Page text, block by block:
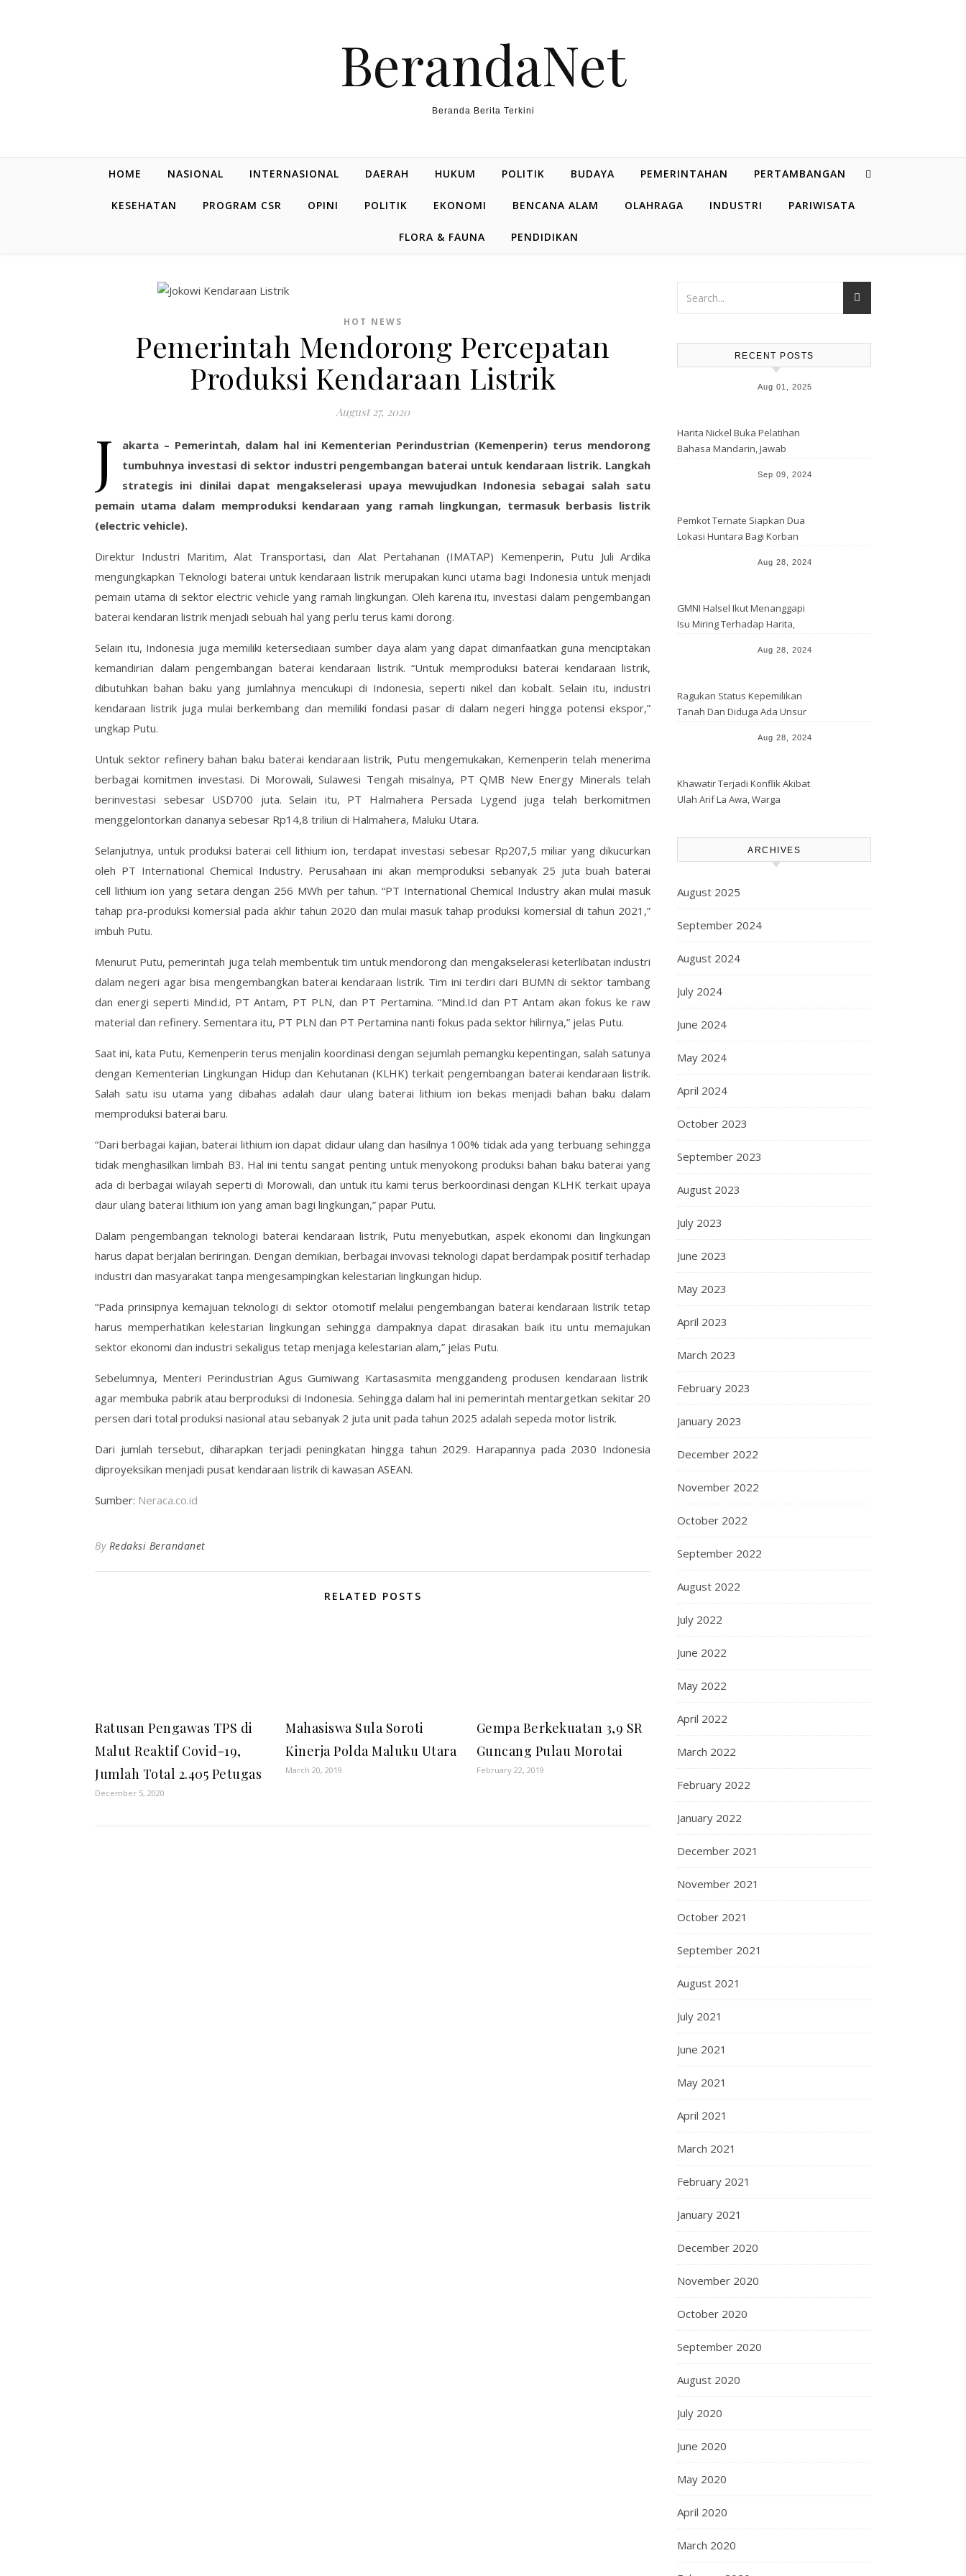
BerandaNet
Beranda Berita Terkini
HOME NASIONAL INTERNASIONAL DAERAH HUKUM POLITIK BUDAYA PEMERINTAHAN PERTAMBANGAN
KESEHATAN PROGRAM CSR OPINI POLITIK EKONOMI BENCANA ALAM OLAHRAGA INDUSTRI PARIWISATA
FLORA & FAUNA PENDIDIKAN
HOT NEWS
Pemerintah Mendorong Percepatan
Produksi Kendaraan Listrik
August 27, 2020
J
akarta – Pemerintah, dalam hal ini Kementerian Perindustrian (Kemenperin) terus mendorong
tumbuhnya investasi di sektor industri pengembangan baterai untuk kendaraan listrik. Langkah
strategis ini dinilai dapat mengakselerasi upaya mewujudkan Indonesia sebagai salah satu
pemain utama dalam memproduksi kendaraan yang ramah lingkungan, termasuk berbasis listrik
(electric vehicle).
Direktur Industri Maritim, Alat Transportasi, dan Alat Pertahanan (IMATAP) Kemenperin, Putu Juli Ardika
mengungkapkan Teknologi baterai untuk kendaraan listrik merupakan kunci utama bagi Indonesia untuk menjadi
pemain utama di sektor electric vehicle yang ramah lingkungan. Oleh karena itu, investasi dalam pengembangan
baterai kendaran listrik menjadi sebuah hal yang perlu terus kami dorong.
Selain itu, Indonesia juga memiliki ketersediaan sumber daya alam yang dapat dimanfaatkan guna menciptakan
kemandirian dalam pengembangan baterai kendaraan listrik. “Untuk memproduksi baterai kendaraan listrik,
dibutuhkan bahan baku yang jumlahnya mencukupi di Indonesia, seperti nikel dan kobalt. Selain itu, industri
kendaraan listrik juga mulai berkembang dan memiliki fondasi pasar di dalam negeri hingga potensi ekspor,”
ungkap Putu.
Untuk sektor refinery bahan baku baterai kendaraan listrik, Putu mengemukakan, Kemenperin telah menerima
berbagai komitmen investasi. Di Morowali, Sulawesi Tengah misalnya, PT QMB New Energy Minerals telah
berinvestasi sebesar USD700 juta. Selain itu, PT Halmahera Persada Lygend juga telah berkomitmen
menggelontorkan dananya sebesar Rp14,8 triliun di Halmahera, Maluku Utara.
Selanjutnya, untuk produksi baterai cell lithium ion, terdapat investasi sebesar Rp207,5 miliar yang dikucurkan
oleh PT International Chemical Industry. Perusahaan ini akan memproduksi sebanyak 25 juta buah baterai
cell lithium ion yang setara dengan 256 MWh per tahun. “PT International Chemical Industry akan mulai masuk
tahap pra-produksi komersial pada akhir tahun 2020 dan mulai masuk tahap produksi komersial di tahun 2021,”
imbuh Putu.
Menurut Putu, pemerintah juga telah membentuk tim untuk mendorong dan mengakselerasi keterlibatan industri
dalam negeri agar bisa mengembangkan baterai kendaraan listrik. Tim ini terdiri dari BUMN di sektor tambang
dan energi seperti Mind.id, PT Antam, PT PLN, dan PT Pertamina. “Mind.Id dan PT Antam akan fokus ke raw
material dan refinery. Sementara itu, PT PLN dan PT Pertamina nanti fokus pada sektor hilirnya,” jelas Putu.
Saat ini, kata Putu, Kemenperin terus menjalin koordinasi dengan sejumlah pemangku kepentingan, salah satunya
dengan Kementerian Lingkungan Hidup dan Kehutanan (KLHK) terkait pengembangan baterai kendaraan listrik.
Salah satu isu utama yang dibahas adalah daur ulang baterai lithium ion bekas menjadi bahan baku dalam
memproduksi baterai baru.
“Dari berbagai kajian, baterai lithium ion dapat didaur ulang dan hasilnya 100% tidak ada yang terbuang sehingga
tidak menghasilkan limbah B3. Hal ini tentu sangat penting untuk menyokong produksi bahan baku baterai yang
ada di berbagai wilayah seperti di Morowali, dan untuk itu kami terus berkoordinasi dengan KLHK terkait upaya
daur ulang baterai lithium ion yang aman bagi lingkungan,” papar Putu.
Dalam pengembangan teknologi baterai kendaraan listrik, Putu menyebutkan, aspek ekonomi dan lingkungan
harus dapat berjalan beriringan. Dengan demikian, berbagai invovasi teknologi dapat berdampak positif terhadap
industri dan masyarakat tanpa mengesampingkan kelestarian lingkungan hidup.
“Pada prinsipnya kemajuan teknologi di sektor otomotif melalui pengembangan baterai kendaraan listrik tetap
harus memperhatikan kelestarian lingkungan sehingga dampaknya dapat dirasakan baik itu untu memajukan
sektor ekonomi dan industri sekaligus tetap menjaga kelestarian alam,” jelas Putu.
Sebelumnya, Menteri Perindustrian Agus Gumiwang Kartasasmita menggandeng produsen kendaraan listrik
agar membuka pabrik atau berproduksi di Indonesia. Sehingga dalam hal ini pemerintah mentargetkan sekitar 20
persen dari total produksi nasional atau sebanyak 2 juta unit pada tahun 2025 adalah sepeda motor listrik.
Dari jumlah tersebut, diharapkan terjadi peningkatan hingga tahun 2029. Harapannya pada 2030 Indonesia
diproyeksikan menjadi pusat kendaraan listrik di kawasan ASEAN.
Sumber: Neraca.co.id
By Redaksi Berandanet
RELATED POSTS
Ratusan Pengawas TPS di
Malut Reaktif Covid-19,
Jumlah Total 2.405 Petugas
December 5, 2020
Mahasiswa Sula Soroti
Kinerja Polda Maluku Utara
March 20, 2019
Gempa Berkekuatan 3,9 SR
Guncang Pulau Morotai
February 22, 2019
RECENT POSTS
Aug 01, 2025
Harita Nickel Buka Pelatihan
Bahasa Mandarin, Jawab
Sep 09, 2024
Pemkot Ternate Siapkan Dua
Lokasi Huntara Bagi Korban
Aug 28, 2024
GMNI Halsel Ikut Menanggapi
Isu Miring Terhadap Harita,
Aug 28, 2024
Ragukan Status Kepemilikan
Tanah Dan Diduga Ada Unsur
Korporasi Harita, GPM Halsel
CS, Sebagai Tersangka.
Aug 28, 2024
Khawatir Terjadi Konflik Akibat
Ulah Arif La Awa, Warga
ARCHIVES
August 2025
September 2024
August 2024
July 2024
June 2024
May 2024
April 2024
October 2023
September 2023
August 2023
July 2023
June 2023
May 2023
April 2023
March 2023
February 2023
January 2023
December 2022
November 2022
October 2022
September 2022
August 2022
July 2022
June 2022
May 2022
April 2022
March 2022
February 2022
January 2022
December 2021
November 2021
October 2021
September 2021
August 2021
July 2021
June 2021
May 2021
April 2021
March 2021
February 2021
January 2021
December 2020
November 2020
October 2020
September 2020
August 2020
July 2020
June 2020
May 2020
April 2020
March 2020